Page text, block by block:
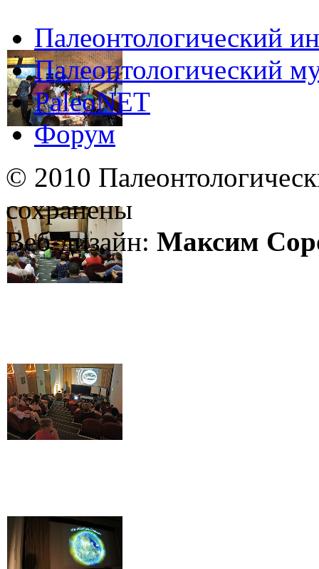
Палеонтологический
Палеонтологический
PaleoNET
Форум
© 2010
сохранены
Веб-дизайн: Максим